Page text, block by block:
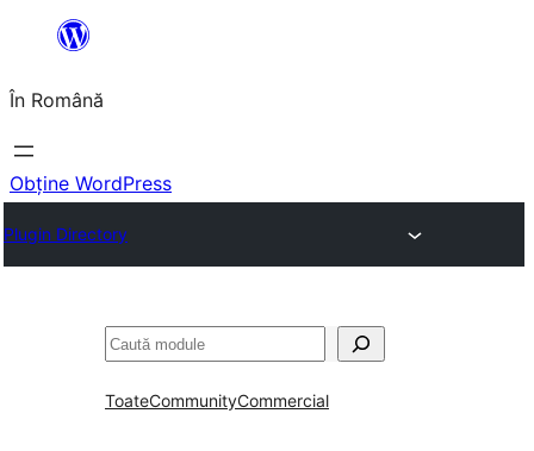
conținut
În Română
Obține WordPress
Plugin Directory
Caută
ToateCommunityCommercial